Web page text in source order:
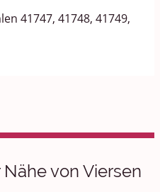
41747, 41748, 41749,
von Viersen